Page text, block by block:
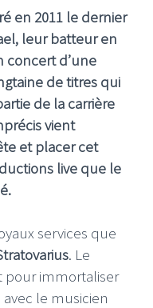
en 2011 le dernier
leur batteur en
concert d’une
de titres qui
de la carrière
vient
et placer cet
live que le
services que
. Le
pour immortaliser
le musicien